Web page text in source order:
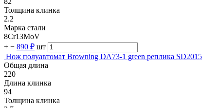
Толщина клинка
2.2
Марка стали
8Cr13MoV
+ − 890 ₽ шт
Нож полуавтомат Browning DA73-1 green реплика SD2015
Общая длина
220
Длина клинка
94
Толщина клинка